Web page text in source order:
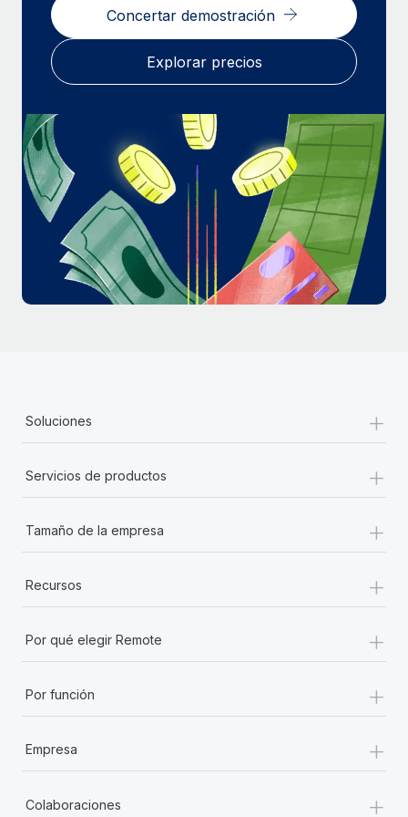
Concertar demostración
Explorar precios
Soluciones +
Servicios de productos +
Tamaño de la empresa +
Recursos +
Por qué elegir Remote +
Por función +
Empresa +
Colaboraciones +